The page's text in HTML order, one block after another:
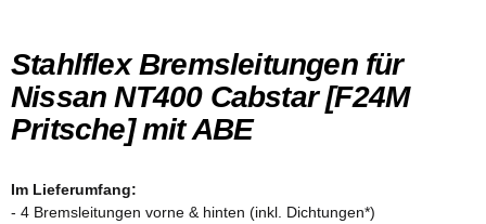
Stahlflex Bremsleitungen für
Nissan NT400 Cabstar [F24M
Pritsche] mit ABE
Im Lieferumfang:
- 4 Bremsleitungen vorne & hinten (inkl. Dichtungen*)